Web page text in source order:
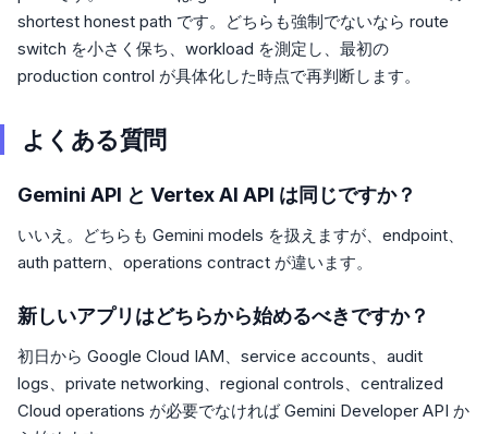
shortest honest path です。どちらも強制でないなら route
switch を小さく保ち、workload を測定し、最初の
production control が具体化した時点で再判断します。
よくある質問
Gemini API と Vertex AI API は同じですか？
いいえ。どちらも Gemini models を扱えますが、endpoint、
auth pattern、operations contract が違います。
新しいアプリはどちらから始めるべきですか？
初日から Google Cloud IAM、service accounts、audit
logs、private networking、regional controls、centralized
Cloud operations が必要でなければ Gemini Developer API か